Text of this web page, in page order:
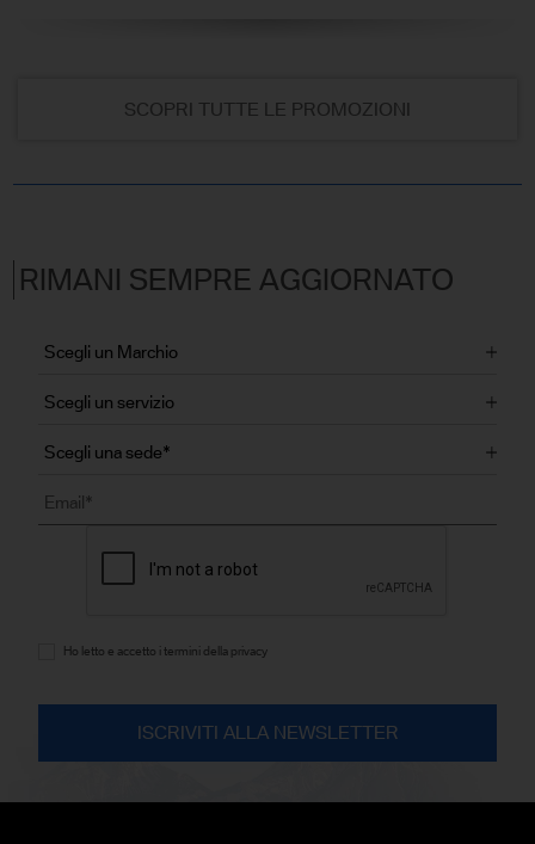
SCOPRI TUTTE LE PROMOZIONI
RIMANI SEMPRE AGGIORNATO
Ho letto e accetto i termini della privacy